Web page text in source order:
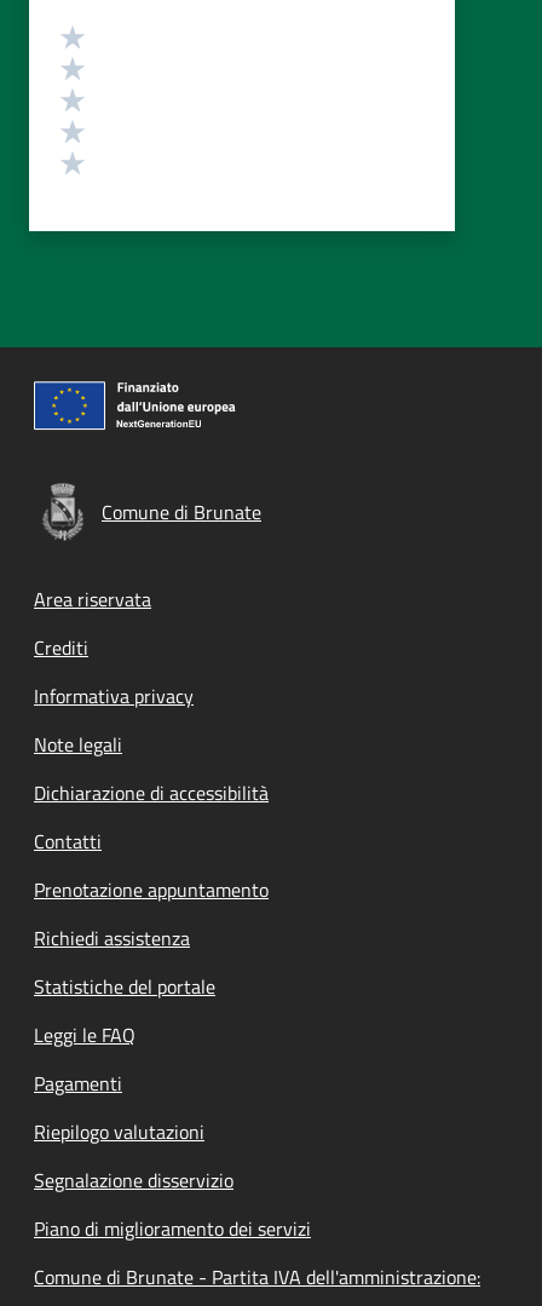
Valutazione
Comune di Brunate
Footer menu
Area riservata
Crediti
Informativa privacy
Note legali
Dichiarazione di accessibilità
Contatti
Prenotazione appuntamento
Richiedi assistenza
Statistiche del portale
Leggi le FAQ
Pagamenti
Riepilogo valutazioni
Segnalazione disservizio
Piano di miglioramento dei servizi
Comune di Brunate - Partita IVA dell'amministrazione: